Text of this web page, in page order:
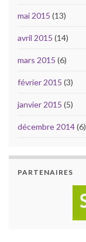
mai 2015 (13)
avril 2015 (14)
mars 2015 (6)
février 2015 (3)
janvier 2015 (5)
décembre 2014(6)
PARTENAIRES